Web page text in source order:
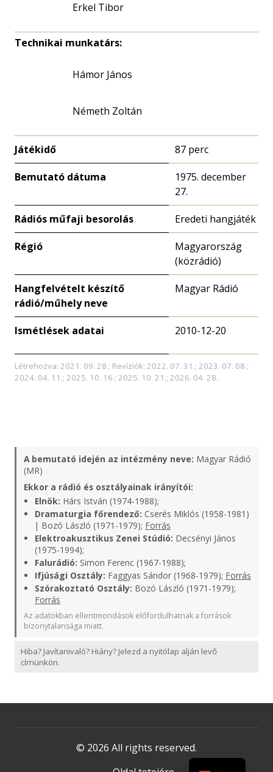
Erkel Tibor
Technikai munkatárs:
Hámor János
Németh Zoltán
Játékidő 87 perc
Bemutató dátuma
1975. december
27.
Rádiós műfaji besorolás Eredeti hangjáték
Régió
Magyarország
(közrádió)
Hangfelvételt készítő
rádió/műhely neve
Magyar Rádió
Ismétlések adatai 2010-12-20
Létrehozva: 2021. 09. 28.; Revíziók: 2022. 07. 31.; 2023. 07. 08.;
2024. 04. 11.; 2025. 10. 16.; 2025. 10. 21.; 2026. 04. 28.
A bemutató idején az intézmény neve: Magyar Rádió
(MR)
Ekkor a rádió és osztályainak irányítói:
Elnök: Hárs István (1974-1988);
Dramaturgia főrendező: Cserés Miklós (1958-1981)
| Bozó László (1971-1979); Forrás
Elektroakusztikus Zenei Stúdió: Decsényi János
(1975-1994);
Falurádió: Simon Ferenc (1967-1988);
Ifjúsági Osztály: Faggyas Sándor (1968-1979); Forrás
Szórakoztató Osztály: Bozó László (1971-1979);
Forrás
Az adatokban ellentmondások előfordulhatnak a források
bizonytalansága miatt.
Hiba? Javítanivaló? Hiány? Jelezd a nyitólap alján levő
címünkön.
© 2026 All rights reserved.